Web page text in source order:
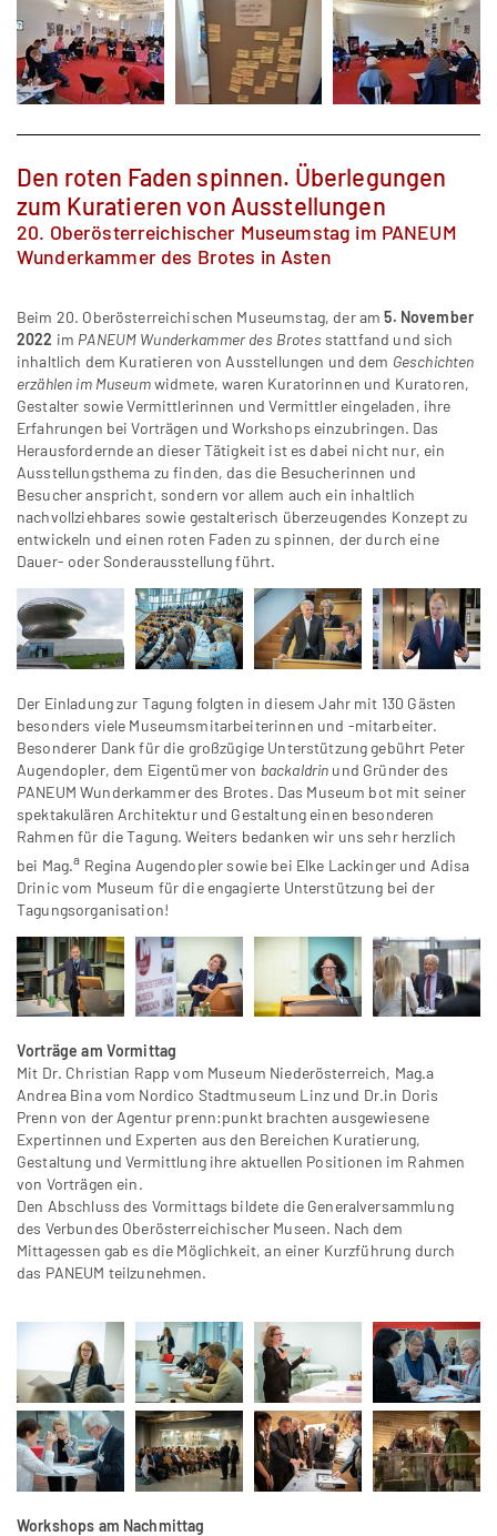
Den roten Faden spinnen. Überlegungen
zum Kuratieren von Ausstellungen
20. Oberösterreichischer Museumstag im PANEUM
Wunderkammer des Brotes in Asten
Beim 20. Oberösterreichischen Museumstag, der am5. November
2022 im PANEUM Wunderkammer des Brotesstattfand und sich
inhaltlich dem Kuratieren von Ausstellungen und dem Geschichten
erzählen im Museumwidmete, waren Kuratorinnen und Kuratoren,
Gestalter sowie Vermittlerinnen und Vermittler eingeladen, ihre
Erfahrungen bei Vorträgen und Workshops einzubringen. Das
Herausfordernde an dieser Tätigkeit ist es dabei nicht nur, ein
Ausstellungsthema zu finden, das die Besucherinnen und
Besucher anspricht, sondern vor allem auch ein inhaltlich
nachvollziehbares sowie gestalterisch überzeugendes Konzept zu
entwickeln und einen roten Faden zu spinnen, der durch eine
Dauer- oder Sonderausstellung führt.
Der Einladung zur Tagung folgten in diesem Jahr mit 130 Gästen
besonders viele Museumsmitarbeiterinnen und -mitarbeiter.
Besonderer Dank für die großzügige Unterstützung gebührt Peter
Augendopler, dem Eigentümer von backaldrin und Gründer des
PANEUM Wunderkammer des Brotes. Das Museum bot mit seiner
spektakulären Architektur und Gestaltung einen besonderen
Rahmen für die Tagung. Weiters bedanken wir uns sehr herzlich
bei Mag.a Regina Augendopler sowie bei Elke Lackinger und Adisa
Drinic vom Museum für die engagierte Unterstützung bei der
Tagungsorganisation!
Vorträge am Vormittag
Mit Dr. Christian Rapp vom Museum Niederösterreich, Mag.a
Andrea Bina vom Nordico Stadtmuseum Linz und Dr.in Doris
Prenn von der Agentur prenn:punkt brachten ausgewiesene
Expertinnen und Experten aus den Bereichen Kuratierung,
Gestaltung und Vermittlung ihre aktuellen Positionen im Rahmen
von Vorträgen ein.
Den Abschluss des Vormittags bildete die Generalversammlung
des Verbundes Oberösterreichischer Museen. Nach dem
Mittagessen gab es die Möglichkeit, an einer Kurzführung durch
das PANEUM teilzunehmen.
Workshops am Nachmittag